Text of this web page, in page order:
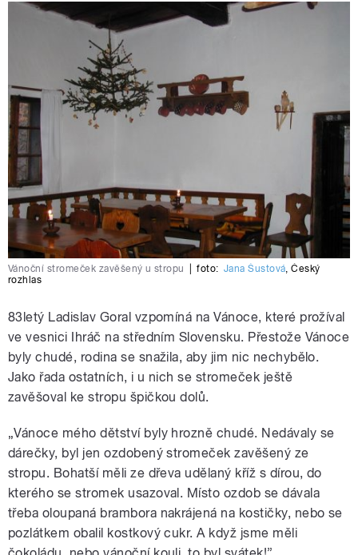
Vánoční stromeček zavěšený u stropu foto: Jana Šustová ,Český
rozhlas
83letý Ladislav Goral vzpomíná na Vánoce, které prožíval
ve vesnici Ihráč na středním Slovensku. Přestože Vánoce
byly chudé, rodina se snažila, aby jim nic nechybělo.
Jako řada ostatních, i u nich se stromeček ještě
zavěšoval ke stropu špičkou dolů.
„Vánoce mého dětství byly hrozně chudé. Nedávaly se
dárečky, byl jen ozdobený stromeček zavěšený ze
stropu. Bohatší měli ze dřeva udělaný kříž s dírou, do
kterého se stromek usazoval. Místo ozdob se dávala
třeba oloupaná brambora nakrájená na kostičky, nebo se
pozlátkem obalil kostkový cukr. A když jsme měli